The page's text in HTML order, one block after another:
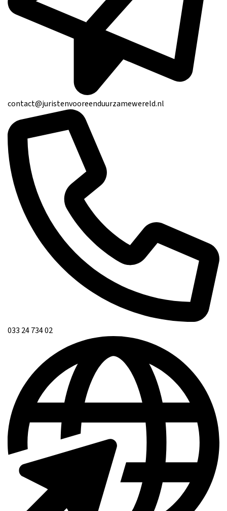
contact@juristenvooreenduurzamewereld.nl
033 24 734 02